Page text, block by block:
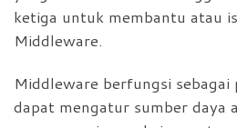
ketiga untuk membantu atau
Middleware.
Middleware berfungsi sebagai
dapat mengatur sumber daya